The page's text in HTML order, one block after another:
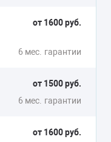
от 1600 руб.
6 мес. гарантии
от 1500 руб.
6 мес. гарантии
от 1600 руб.